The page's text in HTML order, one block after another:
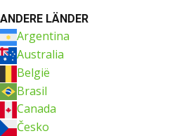
ANDERE LÄNDER
Argentina
Australia
België
Brasil
Canada
Česko